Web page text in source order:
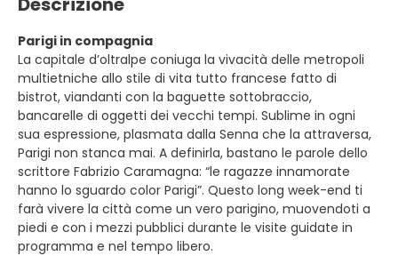
Parigi in compagnia
La capitale d’oltralpe coniuga la vivacità delle metropoli
multietniche allo stile di vita tutto francese fatto di
bistrot, viandanti con la baguette sottobraccio,
bancarelle di oggetti dei vecchi tempi. Sublime in ogni
sua espressione, plasmata dalla Senna che la attraversa,
Parigi non stanca mai. A definirla, bastano le parole dello
scrittore Fabrizio Caramagna: “le ragazze innamorate
hanno lo sguardo color Parigi”. Questo long week-end ti
farà vivere la città come un vero parigino, muovendoti a
piedi e con i mezzi pubblici durante le visite guidate in
programma e nel tempo libero.